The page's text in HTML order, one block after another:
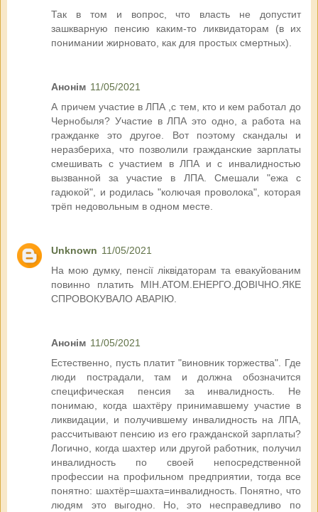
Так в том и вопрос, что власть не допустит
зашкварную пенсию каким-то ликвидаторам (в их
понимании жирновато, как для простых смертных).
Анонім 11/05/2021
А причем участие в ЛПА ,с тем, кто и кем работал до
Чернобыля? Участие в ЛПА это одно, а работа на
гражданке это другое. Вот поэтому скандалы и
неразбериха, что позволили гражданские зарплаты
смешивать с участием в ЛПА и с инвалидностью
вызванной за участие в ЛПА. Смешали "ежа с
гадюкой", и родилась "колючая проволока", которая
трёп недовольным в одном месте.
Unknown 11/05/2021
На мою думку, пенсії ліквідаторам та евакуйованим
повинно платить МІН.АТОМ.ЕНЕРГО.ДОВІЧНО.ЯКЕ
СПРОВОКУВАЛО АВАРІЮ.
Анонім 11/05/2021
Естественно, пусть платит "виновник торжества". Где
люди пострадали, там и должна обозначится
специфическая пенсия за инвалидность. Не
понимаю, когда шахтёру принимавшему участие в
ликвидации, и получившему инвалидность на ЛПА,
рассчитывают пенсию из его гражданской зарплаты?
Логично, когда шахтер или другой работник, получил
инвалидность по своей непосредственной
профессии на профильном предприятии, тогда все
понятно: шахтёр=шахта=инвалидность. Понятно, что
людям это выгодно. Но, это несправедливо по